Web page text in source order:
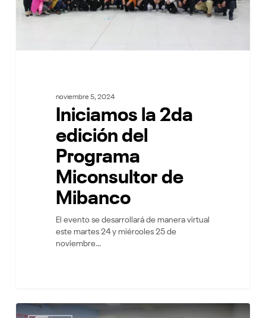
noviembre 5, 2024
Iniciamos la 2da
edición del
Programa
Miconsultor de
Mibanco
El evento se desarrollará de manera virtual
este martes 24 y miércoles 25 de
noviembre…
Estudiantes
7